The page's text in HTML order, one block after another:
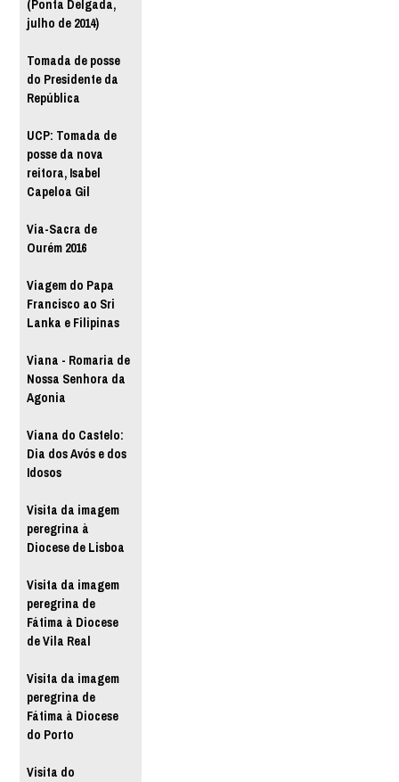
(Ponta Delgada,
julho de 2014)
Tomada de posse
do Presidente da
República
UCP: Tomada de
posse da nova
reitora, Isabel
Capeloa Gil
Via-Sacra de
Ourém 2016
Viagem do Papa
Francisco ao Sri
Lanka e Filipinas
Viana - Romaria de
Nossa Senhora da
Agonia
Viana do Castelo:
Dia dos Avós e dos
Idosos
Visita da imagem
peregrina à
Diocese de Lisboa
Visita da imagem
peregrina de
Fátima à Diocese
de Vila Real
Visita da imagem
peregrina de
Fátima à Diocese
do Porto
Visita do